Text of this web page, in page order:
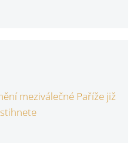
meziválečné Paříže již